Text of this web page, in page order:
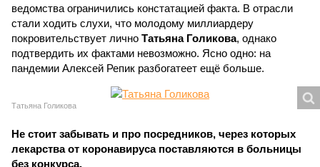
ведомства ограничились констатацией факта. В отрасли
стали ходить слухи, что молодому миллиардеру
покровительствует лично Татьяна Голикова, однако
подтвердить их фактами невозможно. Ясно одно: на
пандемии Алексей Репик разбогатеет ещё больше.
Татьяна Голикова
Не стоит забывать и про посредников, через которых
лекарства от коронавируса поставляются в больницы
без конкурса.